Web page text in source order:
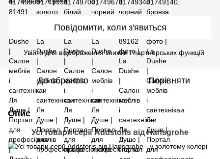
Повідомити, коли з'явиться
Увійти для відображення знижки і партнерських функцій
До обраного Порівняти
Опис
Усі товари серії Addstoris від Hansgrohe